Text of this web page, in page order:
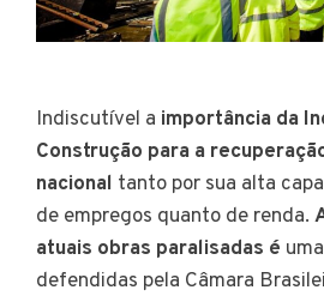
Indiscutível a importância da
Construção para a
nacional tanto por sua alta
de empregos quanto de renda.
atuais obras paralisadas é
defendidas pela Câmara